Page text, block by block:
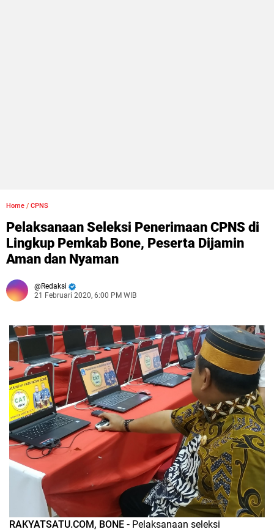
Home / CPNS
Pelaksanaan Seleksi Penerimaan CPNS di
Lingkup Pemkab Bone, Peserta Dijamin
Aman dan Nyaman
Redaksi
21 Februari 2020, 6:00 PM WIB
RAKYATSATU.COM, BONE - Pelaksanaan seleksi